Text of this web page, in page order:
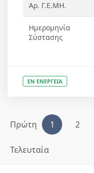
Αρ. Γ.Ε.ΜΗ.
Ημερομηνία
Σύστασης
ΕΝ ΕΝΕΡΓΕΙΑ
Πρώτη 1 2
Τελευταία